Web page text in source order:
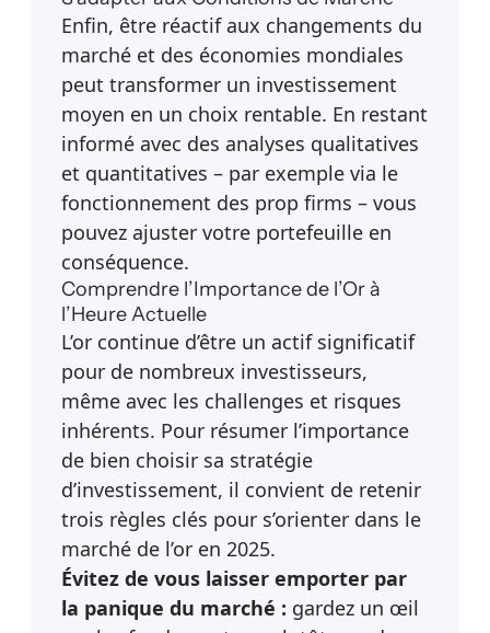
Enfin, être réactif aux changements du
marché et des économies mondiales
peut transformer un investissement
moyen en un choix rentable. En restant
informé avec des analyses qualitatives
et quantitatives – par exemple via le
fonctionnement des prop firms – vous
pouvez ajuster votre portefeuille en
conséquence.
Comprendre l’Importance de l’Or à
l’Heure Actuelle
L’or continue d’être un actif significatif
pour de nombreux investisseurs,
même avec les challenges et risques
inhérents. Pour résumer l’importance
de bien choisir sa stratégie
d’investissement, il convient de retenir
trois règles clés pour s’orienter dans le
marché de l’or en 2025.
Évitez de vous laisser emporter par
la panique du marché : gardez un œil